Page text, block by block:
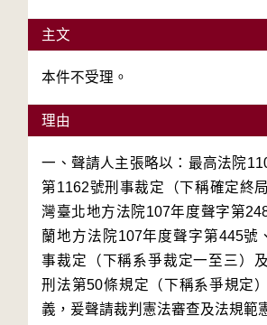
主文
本件不受理。
理由
一、聲請人主張略以：最高法院
第1162號刑事裁定（下稱確定終
灣臺北地方法院107年度聲字第
蘭地方法院107年度聲字第445號
事裁定（下稱系爭裁定一至三）
刑法第50條規定（下稱系爭規定